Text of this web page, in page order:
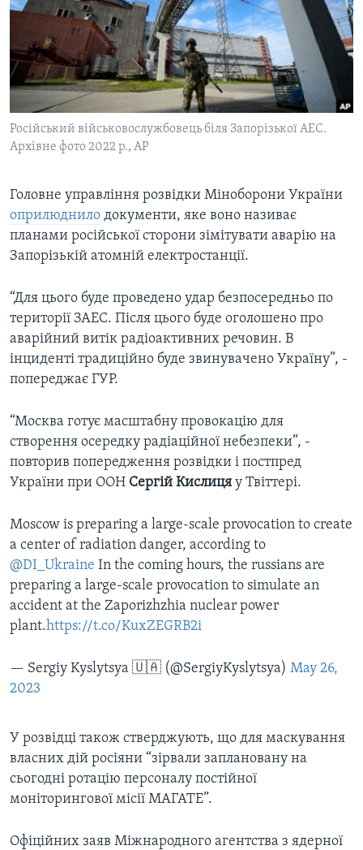
СУСПІЛЬСТВО
ЕКОНОМІКА
ІСТОРІЇ УСПІХУ УКРАЇНЦІВ
ТЕЛЕПРОГРАМИ
ЧАС-TIME
БРИФІНГ ГОЛОСУ АМЕРИКИ
ВІКНО В АМЕРИКУ
ПОГЛЯД З ВАШИНГТОНА
ENGLISH
Learning English
МИ В СОЦМЕРЕЖАХ
Мови
Російський військовослужбовець біля Запорізької АЕС.
Архівне фото 2022 р., AP
Головне управління розвідки Міноборони України
оприлюднило документи, яке воно називає
планами російської сторони зімітувати аварію на
Запорізькій атомній електростанції.
“Для цього буде проведено удар безпосередньо по
території ЗАЕС. Після цього буде оголошено про
аварійний витік радіоактивних речовин. В
інциденті традиційно буде звинувачено Україну”, -
попереджає ГУР.
“Москва готує масштабну провокацію для
створення осередку радіаційної небезпеки”, -
повторив попередження розвідки і постпред
України при ООН Сергій Кислиця у Твіттері.
Moscow is preparing a large-scale provocation to create
a center of radiation danger, according to
@DI_Ukraine In the coming hours, the russians are
preparing a large-scale provocation to simulate an
accident at the Zaporizhzhia nuclear power
plant.https://t.co/KuxZEGRB2i
— Sergiy Kyslytsya 🇺🇦 (@SergiyKyslytsya) May 26,
2023
У розвідці також стверджують, що для маскування
власних дій росіяни “зірвали заплановану на
сьогодні ротацію персоналу постійної
моніторингової місії МАГАТЕ”.
Офіційних заяв Міжнародного агентства з ядерної